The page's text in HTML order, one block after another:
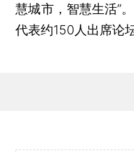
慧城市，智慧生活”
代表约150人出席论